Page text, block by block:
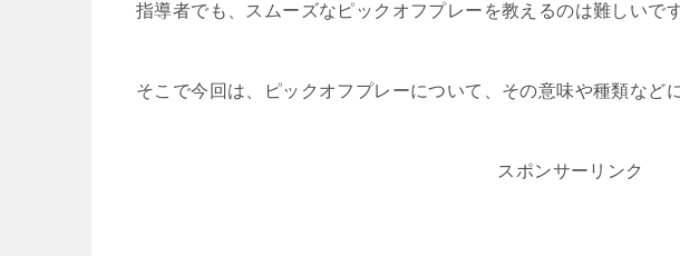
指導者でも、スムーズなピックオフプレーを教えるのは難しいで
そこで今回は、ピックオフプレーについて、その意味や種類など
スポンサーリンク